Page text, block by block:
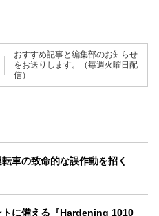
おすすめ記事と編集部のお知らせ
をお送りします。（毎週火曜日配
信）
車の致命的な誤作動を招く
に備える『Hardening 1010